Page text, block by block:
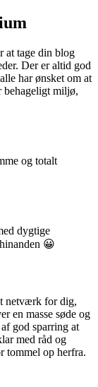
at tage din blog
Der er altid god
har ønsket om at
behageligt miljø,
og totalt
dygtige
😀
netværk for dig,
en masse søde og
god sparring at
med råd og
tommel op herfra.